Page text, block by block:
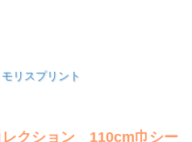
モリスプリント
レクション 110cm巾シー